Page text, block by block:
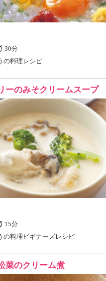
30分
の料理レシピ
ーのみそクリームスープ
15分
の料理ビギナーズレシピ
菜のクリーム煮